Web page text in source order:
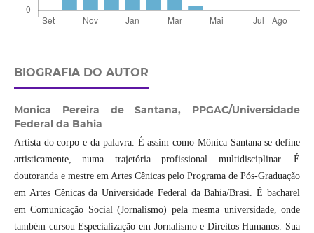
BIOGRAFIA DO AUTOR
Monica Pereira de Santana, PPGAC/Universidade
Federal da Bahia
Artista do corpo e da palavra. É assim como Mônica Santana se define
artisticamente, numa trajetória profissional multidisciplinar. É
doutoranda e mestre em Artes Cênicas pelo Programa de Pós-Graduação
em Artes Cênicas da Universidade Federal da Bahia/Brasi. É bacharel
em Comunicação Social (Jornalismo) pela mesma universidade, onde
também cursou Especialização em Jornalismo e Direitos Humanos. Sua